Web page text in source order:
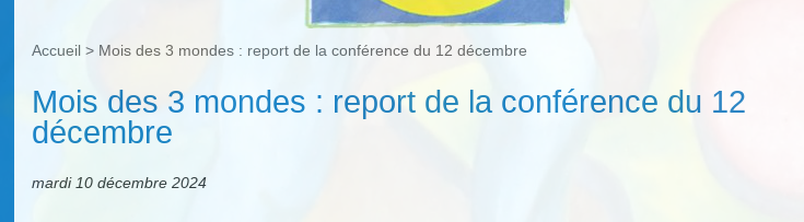
Accueil > Mois des 3 mondes : report de la conférence du 12 décembre
Mois des 3 mondes : report de la conférence du 12
décembre
mardi 10 décembre 2024